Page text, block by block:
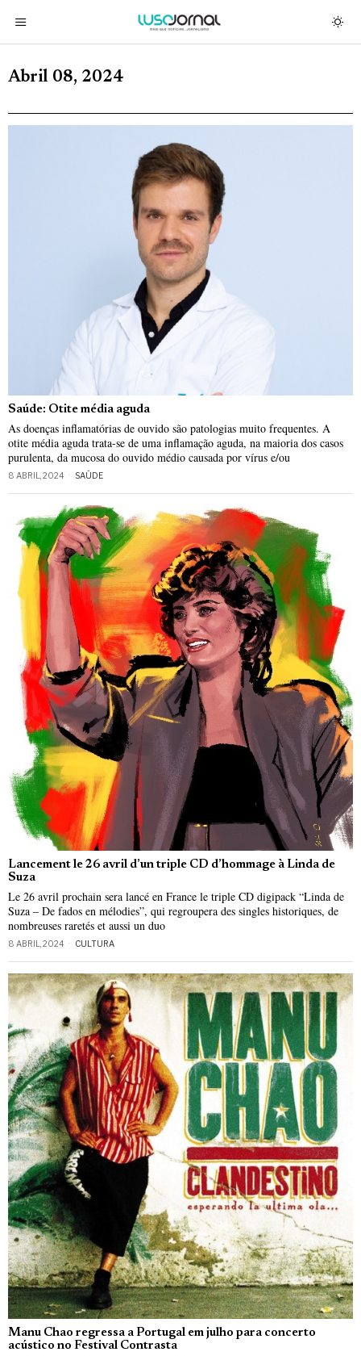
Abril 08, 2024
Saúde: Otite média aguda
As doenças inflamatórias de ouvido são patologias muito frequentes. A
otite média aguda trata-se de uma inflamação aguda, na maioria dos casos
purulenta, da mucosa do ouvido médio causada por vírus e/ou
8 ABRIL, 2024 SAÚDE
Lancement le 26 avril d’un triple CD d’hommage à Linda de
Suza
Le 26 avril prochain sera lancé en France le triple CD digipack “Linda de
Suza – De fados en mélodies”, qui regroupera des singles historiques, de
nombreuses raretés et aussi un duo
8 ABRIL, 2024 CULTURA
Manu Chao regressa a Portugal em julho para concerto
acústico no Festival Contrasta